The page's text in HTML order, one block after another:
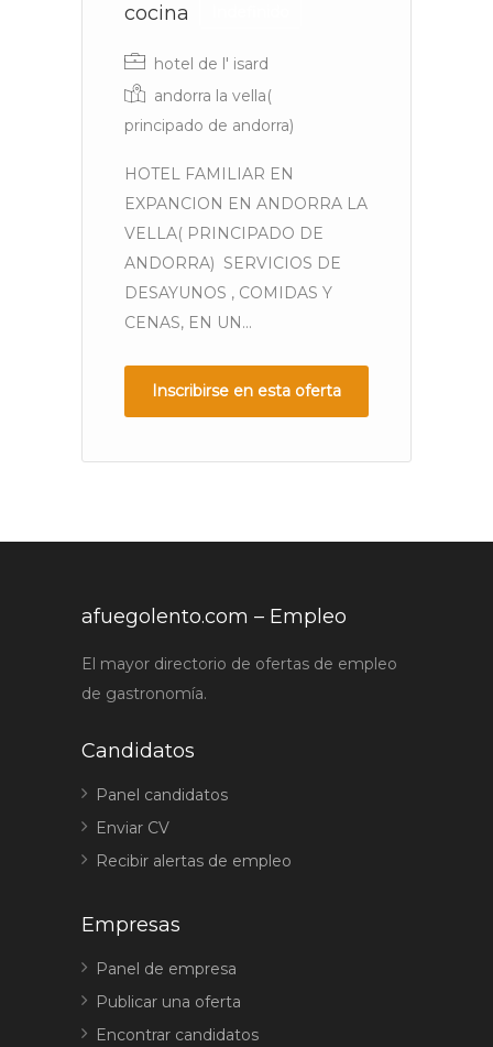
cocina
hotel de l' isard
andorra la vella(
principado de andorra)
HOTEL FAMILIAR EN
EXPANCION EN ANDORRA LA
VELLA( PRINCIPADO DE
ANDORRA) SERVICIOS DE
DESAYUNOS , COMIDAS Y
CENAS, EN UN...
Inscribirse en esta oferta
afuegolento.com – Empleo
El mayor directorio de ofertas de empleo
de gastronomía.
Candidatos
Panel candidatos
Enviar CV
Recibir alertas de empleo
Empresas
Panel de empresa
Publicar una oferta
Encontrar candidatos